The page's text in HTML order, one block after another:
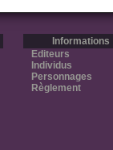
Informations
Editeurs
Individus
Personnages
Règlement